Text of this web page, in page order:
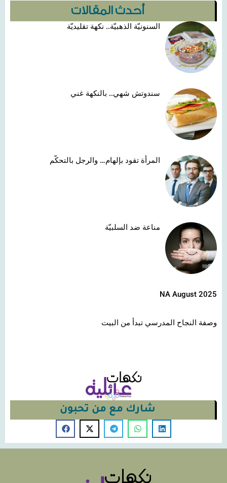
أحدث المقالات
السنونيّة الذهبيّة.. نكهة تقليديّة
سندوتش شهي.. بالنكهة غني
المرأة تقود بإلهام… والرجل بالتحكّم
مناعة ضد السلبيّة
NA August 2025
وصفة النجاح المدرسي تبدأ من البيت
شارك مع من تحبون